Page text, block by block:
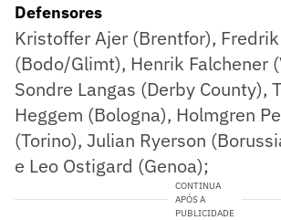
Defensores
Kristoffer Ajer (Brentfor),
(Bodo/Glimt), Henrik Falchener
Sondre Langas (Derby County),
Heggem (Bologna), Holmgren
(Torino), Julian Ryerson
e Leo Ostigard (Genoa);
CONTINUA
APÓS A
PUBLICIDADE